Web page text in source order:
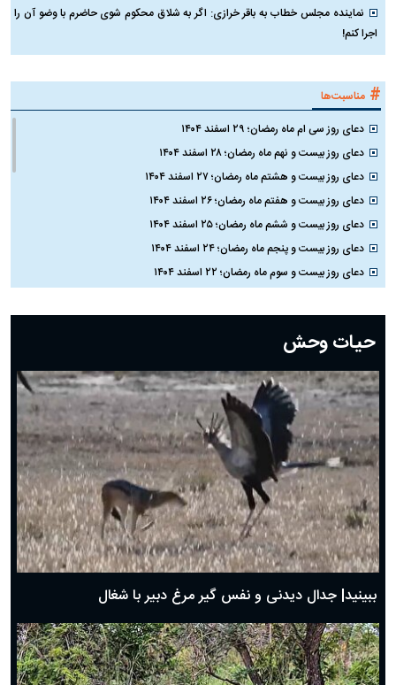
نماینده مجلس خطاب به باقر خرازی: اگر به شلاق محکوم شوی حاضرم با وضو آن را
اجرا کنم!
# مناسبت‌ها
دعای روز سی ام ماه رمضان؛ ۲۹ اسفند ۱۴۰۴
دعای روز بیست و نهم ماه رمضان؛ ۲۸ اسفند ۱۴۰۴
دعای روز بیست و هشتم ماه رمضان؛ ۲۷ اسفند ۱۴۰۴
دعای روز بیست و هفتم ماه رمضان؛ ۲۶ اسفند ۱۴۰۴
دعای روز بیست و ششم ماه رمضان؛ ۲۵ اسفند ۱۴۰۴
دعای روز بیست و پنجم ماه رمضان؛ ۲۴ اسفند ۱۴۰۴
دعای روز بیست و سوم ماه رمضان؛ ۲۲ اسفند ۱۴۰۴
دعای روز بیستم ماه رمضان؛ ۱۹ اسفند ۱۴۰۴
دعای روز هشتم ماه مبارک رمضان؛ ۷ اسفند ماه ۱۴۰۴
دعای روز هفتم ماه رمضان؛ ۶ اسفند ۱۴۰۴
دعای روز ششم ماه رمضان؛ ۵ اسفند ۱۴۰۴
دعای روز پنجم ماه رمضان؛ ۴ اسفند ۱۴۰۴
دعای روز چهارم ماه مبارک رمضان؛ ۳ اسفند ۱۴۰۴
دعای روز سوم ماه مبارک رمضان؛ ۱۴ اسفند ۱۴۰۴
دعای روز دوم ماه مبارک رمضان ۱ اسفند ماه ۱۴۰۴
دعای روز اول ماه مبارک رمضان، ۳۰ بهمن ۱۴۰۴
حضرت زینب(س) چگونه از دنیا رفت؟
بهترین پیامک تبریک روز پدر ۱۴۰۴؛ جملات زیبا و صمیمانه
حیات وحش
ببینید| جدال دیدنی و نفس گیر مرغ دبیر با شغال